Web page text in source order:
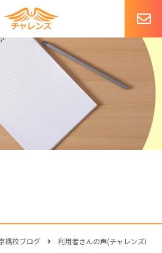
橋校ブログ 利用者さんの声(チャレンズにた